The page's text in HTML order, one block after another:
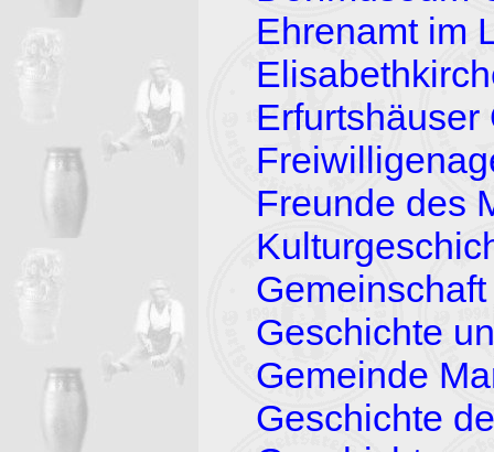
Ehrenamt im
Erfurtshäuser
Freunde des
Geschichte
Gemeinde
Geschichte